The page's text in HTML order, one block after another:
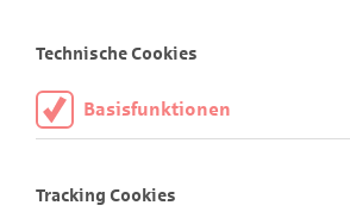
Presse
Informationen rund um das Comic-
Technische Cookies
Basisfunktionen
aktiviert sein.
Tracking Cookies